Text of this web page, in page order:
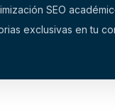
SEO
exclusivas en tu